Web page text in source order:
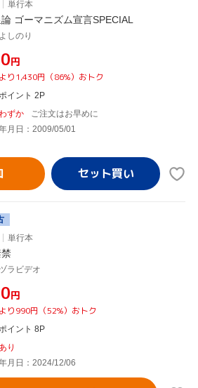
単行本
ゴーマニズム宣言SPECIAL
しのり
円
り1,430円（86%）おトク
イント 2P
ずか
ご注文はお早めに
月日：2009/05/01
単行本
ラビデオ
円
り990円（52%）おトク
イント 8P
り
月日：2024/12/06